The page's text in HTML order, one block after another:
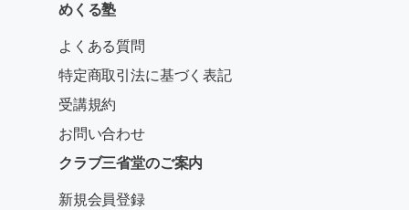
めくる塾
よくある質問
特定商取引法に基づく表記
受講規約
お問い合わせ
クラブ三省堂のご案内
新規会員登録